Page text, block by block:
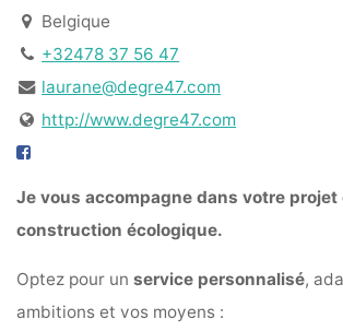
Belgique
+32478 37 56 47
laurane@degre47.com
http://www.degre47.com
Je vous accompagne dans votre projet
construction écologique.
Optez pour unservice personnalisé,
ambitions et vos moyens :